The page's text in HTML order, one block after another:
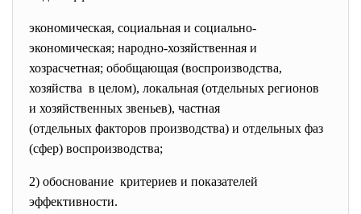
экономическая, социальная и социально-
экономическая; народно-хозяйственная и
хозрасчетная; обобщающая (воспроизводства,
хозяйства в целом), локальная (отдельных регионов
и хозяйственных звеньев), частная
(отдельных факторов производства) и отдельных фаз
(сфер) воспроизводства;
2) обоснование критериев и показателей
эффективности.